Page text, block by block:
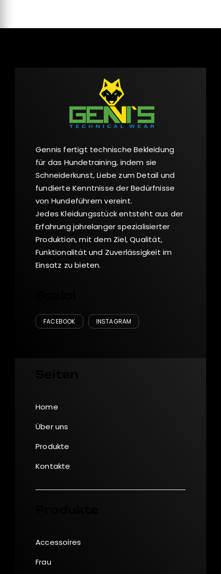
Gennis fertigt technische Bekleidung
für das Hundetraining, indem sie
Schneiderkunst, Liebe zum Detail und
fundierte Kenntnisse der Bedürfnisse
von Hundeführern vereint.
Jedes Kleidungsstück entsteht aus der
Erfahrung jahrelanger spezialisierter
Produktion, mit dem Ziel, Qualität,
Funktionalität und Zuverlässigkeit im
Einsatz zu bieten.
FACEBOOK INSTAGRAM
Home
Über uns
Produkte
Kontakte
Accessoires
Frau